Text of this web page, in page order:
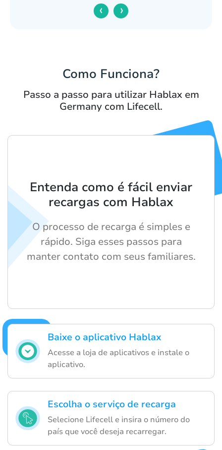
‹ ›
Como Funciona?
Passo a passo para utilizar Hablax em
Germany com Lifecell.
Baixe o aplicativo Hablax
Acesse a loja de aplicativos e instale o
aplicativo.
Escolha o serviço de recarga
Selecione Lifecell e insira o número do
país que você deseja recarregar.
Entenda como é fácil enviar
recargas com Hablax
O processo de recarga é simples e
rápido. Siga esses passos para
manter contato com seus familiares.